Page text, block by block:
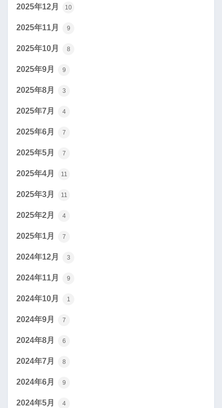
2025年12月 10
2025年11月 9
2025年10月 8
2025年9月 9
2025年8月 3
2025年7月 4
2025年6月 7
2025年5月 7
2025年4月 11
2025年3月 11
2025年2月 4
2025年1月 7
2024年12月 3
2024年11月 9
2024年10月 1
2024年9月 7
2024年8月 6
2024年7月 8
2024年6月 9
2024年5月 4